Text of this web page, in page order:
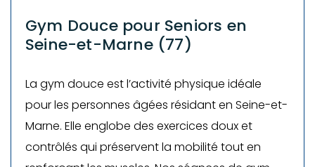
Gym Douce pour Seniors en
Seine-et-Marne (77)
La gym douce est l’activité physique idéale
pour les personnes âgées résidant en Seine-et-
Marne. Elle englobe des exercices doux et
contrôlés qui préservent la mobilité tout en